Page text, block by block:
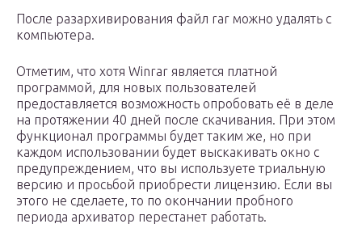
После разархивирования файл rar можно удалять с
компьютера.
Отметим, что хотя Winrar является платной
программой, для новых пользователей
предоставляется возможность опробовать её в деле
на протяжении 40 дней после скачивания. При этом
функционал программы будет таким же, но при
каждом использовании будет выскакивать окно с
предупреждением, что вы используете триальную
версию и просьбой приобрести лицензию. Если вы
этого не сделаете, то по окончании пробного
периода архиватор перестанет работать.